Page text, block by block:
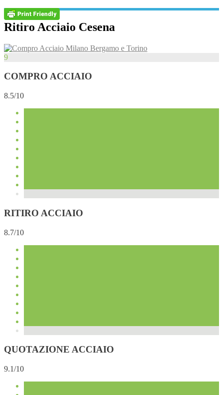
Ritiro Acciaio Cesena
9
COMPRO ACCIAIO
8.5/10
RITIRO ACCIAIO
8.7/10
QUOTAZIONE ACCIAIO
9.1/10